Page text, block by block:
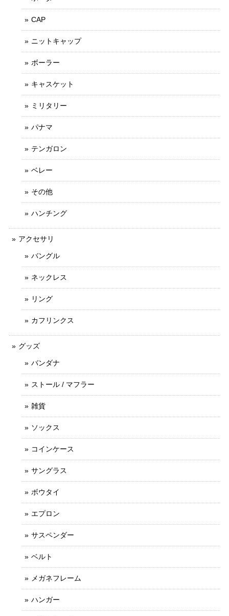
CAP
ニットキャップ
ボーラー
キャスケット
ミリタリー
パナマ
テンガロン
ベレー
その他
ハンチング
アクセサリ
バングル
ネックレス
リング
カフリンクス
グッズ
バンダナ
ストール / マフラー
雑貨
ソックス
コインケース
サングラス
ボウタイ
エプロン
サスペンダー
ベルト
メガネフレーム
ハンガー